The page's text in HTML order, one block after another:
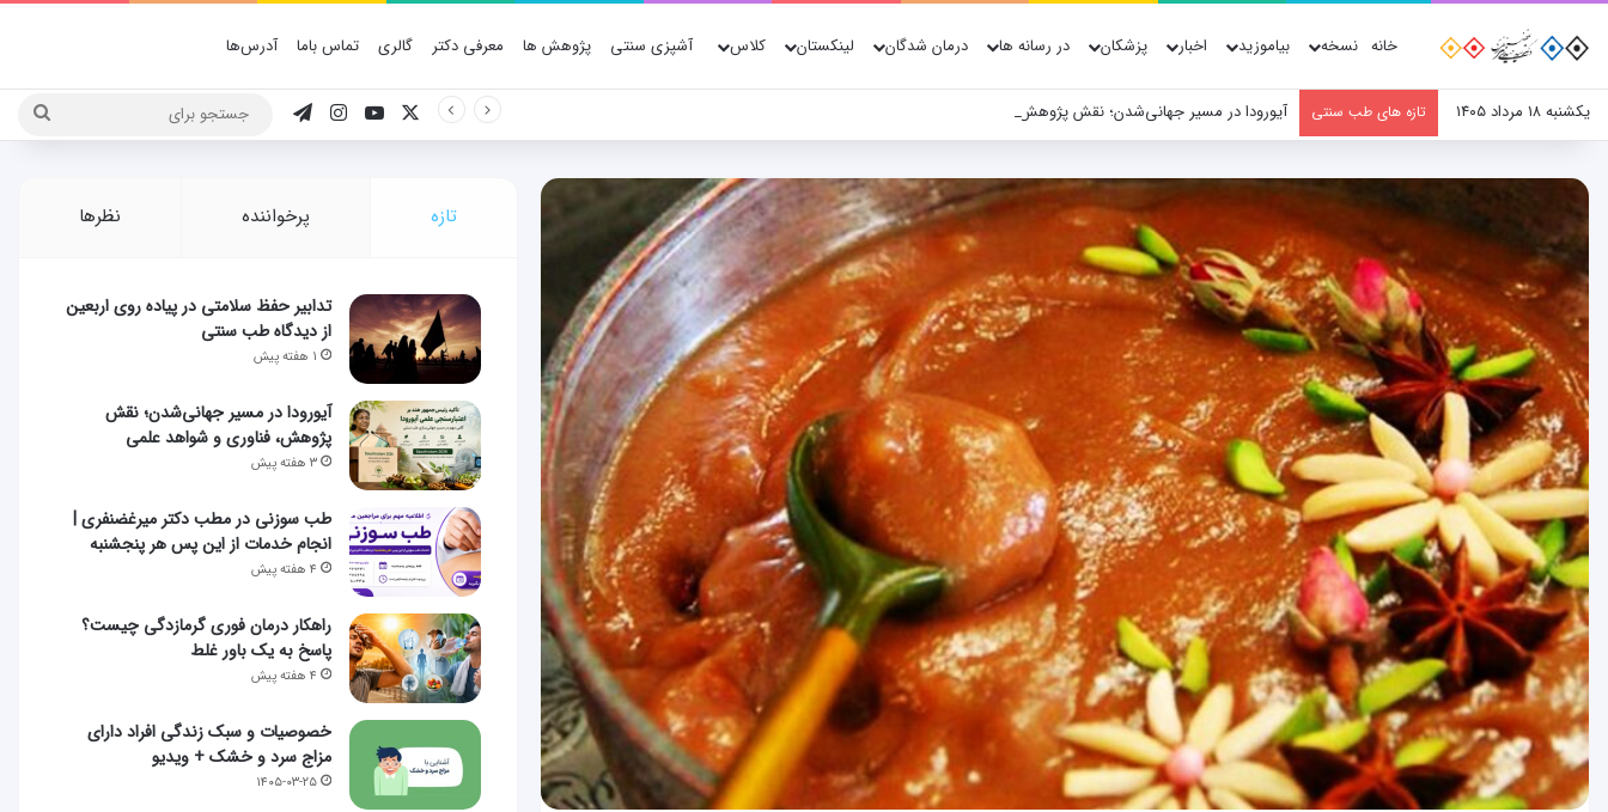
خانه نسخه بیاموزید اخبار پزشکان در رسانه ها درمان شدگان لینکستان کلاس آشپزی سنتی پژوهش ها معرفی دکتر گالری تماس باما آدرس‌ها
یکشنبه ۱۸ مرداد ۱۴۰۵ تازه های طب سنتی آیورودا در مسیر جهانی‌شدن؛ نقش پژوهش، فناوری و شواهد علمی یوتیوباینستاگرام
تلگرام
تازه پرخواننده نظرها
تدابیر حفظ سلامتی در پیاده روی اربعین
از دیدگاه طب سنتی
۱ هفته پیش
آیورودا در مسیر جهانی‌شدن؛ نقش
پژوهش، فناوری و شواهد علمی
۳ هفته پیش
طب سوزنی در مطب دکتر میرغضنفری |
انجام خدمات از این پس هر پنجشنبه
۴ هفته پیش
راهکار درمان فوری گرمازدگی چیست؟
پاسخ به یک باور غلط
۴ هفته پیش
خصوصیات و سبک زندگی افراد دارای
مزاج سرد و خشک + ویدیو
۱۴۰۵-۰۳-۲۵